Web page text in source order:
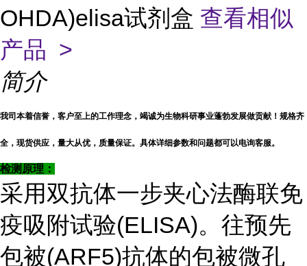
OHDA)elisa试剂盒 查看相似
产品 >
简介
我司本着信誉，客户至上的工作理念，竭诚为生物科研事业蓬勃发展做贡献！规格齐
全，现货供应，量大从优，质量保证。具体详细参数和问题都可以电询客服。
检测原理：
采用双抗体一步夹心法酶联免
疫吸附试验(ELISA)。往预先
包被(ARF5)抗体的包被微孔